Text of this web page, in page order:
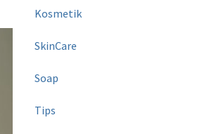
Kosmetik
SkinCare
Soap
Tips